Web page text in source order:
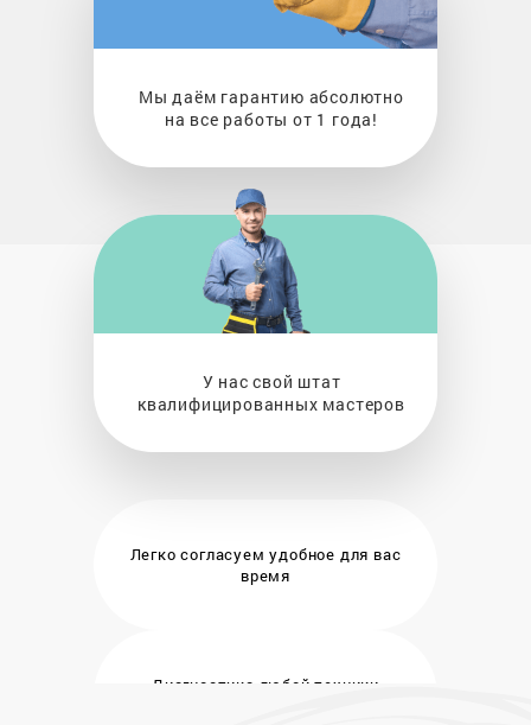
Мы даём гарантию абсолютно
на все работы от 1 года!
У нас свой штат
квалифицированных мастеров
Легко согласуем удобное для вас
время
Диагностика любой техники